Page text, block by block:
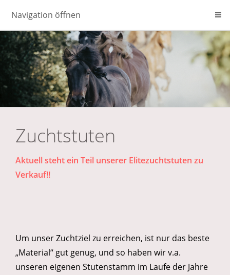
Navigation öffnen
Zuchtstuten
Aktuell steht ein Teil unserer Elitezuchtstuten zu
Verkauf!!
Um unser Zuchtziel zu erreichen, ist nur das beste
„Material“ gut genug, und so haben wir v.a.
unseren eigenen Stutenstamm im Laufe der Jahre